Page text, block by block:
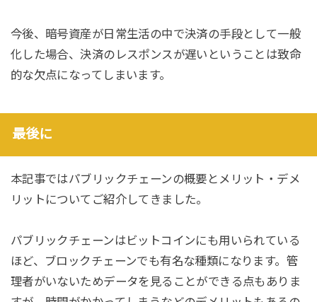
今後、暗号資産が日常生活の中で決済の手段として一般
化した場合、決済のレスポンスが遅いということは致命
的な欠点になってしまいます。
最後に
本記事ではパブリックチェーンの概要とメリット・デメ
リットについてご紹介してきました。
パブリックチェーンはビットコインにも用いられている
ほど、ブロックチェーンでも有名な種類になります。管
理者がいないためデータを見ることができる点もありま